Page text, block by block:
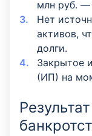
млн руб. —
Нет
активов,
долги.
Закрытое
(ИП) на